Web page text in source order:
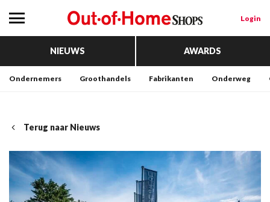
Login
NIEUWS AWARDS
Ondernemers Groothandels Fabrikanten Onderweg
Terug naar Nieuws